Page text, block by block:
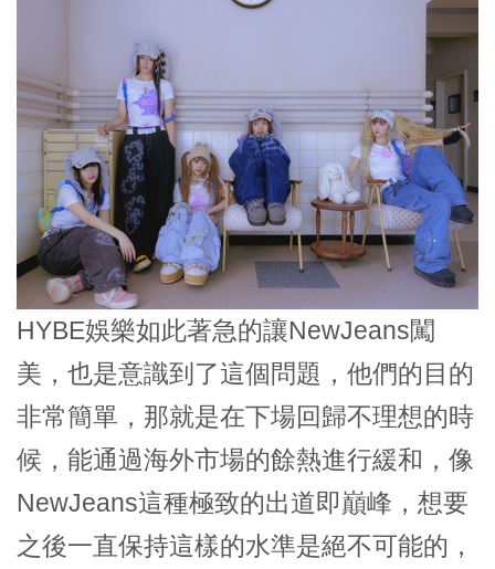
HYBE娛樂如此著急的讓NewJeans闖
美，也是意識到了這個問題，他們的目的
非常簡單，那就是在下場回歸不理想的時
候，能通過海外市場的餘熱進行緩和，像
NewJeans這種極致的出道即巔峰，想要
之後一直保持這樣的水準是絕不可能的，